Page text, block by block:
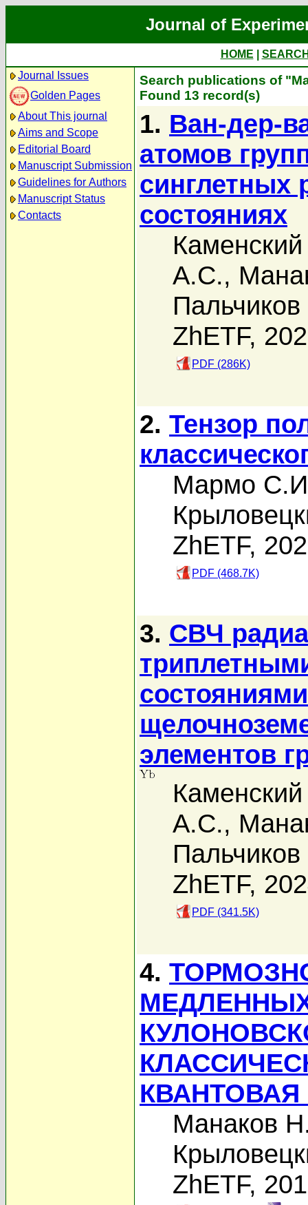
Journal of
HOME
Journal Issues
Golden Pages
About This journal
Aims and Scope
Editorial Board
Manuscript Submission
Guidelines for Authors
Manuscript Status
Contacts
Search publications of
Found 13 record(s)
1. Ван-дер-
атомов
синглетных
состояниях
А.С.,
ZhETF,
PDF (286K)
2. Тензор
Мармо
ZhETF,
PDF (468.7K)
3. СВЧ
элементов
А.С.,
ZhETF,
PDF (341.5K)
4.
Манаков
ZhETF,